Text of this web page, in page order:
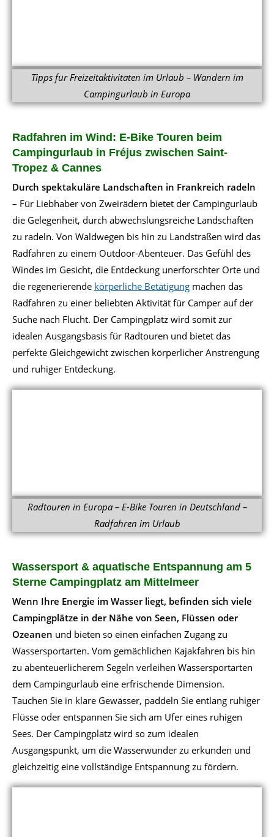
Tipps für Freizeitaktivitäten im Urlaub – Wandern im
Campingurlaub in Europa
Radfahren im Wind: E-Bike Touren beim
Campingurlaub in Fréjus zwischen Saint-
Tropez & Cannes
Durch spektakuläre Landschaften in Frankreich radeln
– Für Liebhaber von Zweirädern bietet der Campingurlaub
die Gelegenheit, durch abwechslungsreiche Landschaften
zu radeln. Von Waldwegen bis hin zu Landstraßen wird das
Radfahren zu einem Outdoor-Abenteuer. Das Gefühl des
Windes im Gesicht, die Entdeckung unerforschter Orte und
die regenerierende körperliche Betätigung machen das
Radfahren zu einer beliebten Aktivität für Camper auf der
Suche nach Flucht. Der Campingplatz wird somit zur
idealen Ausgangsbasis für Radtouren und bietet das
perfekte Gleichgewicht zwischen körperlicher Anstrengung
und ruhiger Entdeckung.
Radtouren in Europa – E-Bike Touren in Deutschland –
Radfahren im Urlaub
Wassersport & aquatische Entspannung am 5
Sterne Campingplatz am Mittelmeer
Wenn Ihre Energie im Wasser liegt, befinden sich viele
Campingplätze in der Nähe von Seen, Flüssen oder
Ozeanen und bieten so einen einfachen Zugang zu
Wassersportarten. Vom gemächlichen Kajakfahren bis hin
zu abenteuerlicherem Segeln verleihen Wassersportarten
dem Campingurlaub eine erfrischende Dimension.
Tauchen Sie in klare Gewässer, paddeln Sie entlang ruhiger
Flüsse oder entspannen Sie sich am Ufer eines ruhigen
Sees. Der Campingplatz wird so zum idealen
Ausgangspunkt, um die Wasserwunder zu erkunden und
gleichzeitig eine vollständige Entspannung zu fördern.